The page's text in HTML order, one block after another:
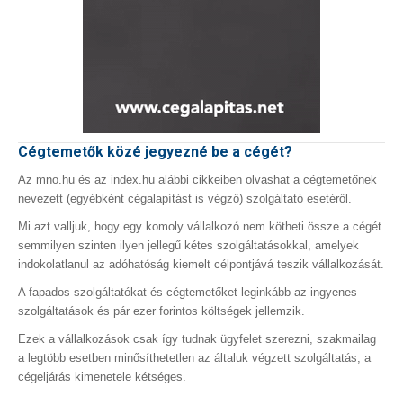
Cégtemetők közé jegyezné be a cégét?
Az mno.hu és az index.hu alábbi cikkeiben olvashat a cégtemetőnek
nevezett (egyébként cégalapítást is végző) szolgáltató esetéről.
Mi azt valljuk, hogy egy komoly vállalkozó nem kötheti össze a cégét
semmilyen szinten ilyen jellegű kétes szolgáltatásokkal, amelyek
indokolatlanul az adóhatóság kiemelt célpontjává teszik vállalkozását.
A fapados szolgáltatókat és cégtemetőket leginkább az ingyenes
szolgáltatások és pár ezer forintos költségek jellemzik.
Ezek a vállalkozások csak így tudnak ügyfelet szerezni, szakmailag
a legtöbb esetben minősíthetetlen az általuk végzett szolgáltatás, a
cégeljárás kimenetele kétséges.